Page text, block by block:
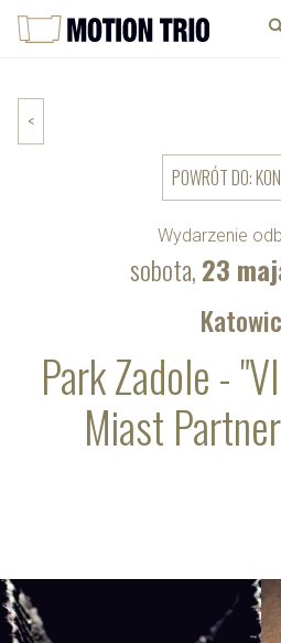
Wydarzenie
sobota,23
<
POWRÓT DO:
Park Zadole -
Miast